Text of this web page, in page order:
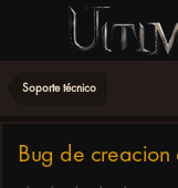
Soporte técnico
Bug de